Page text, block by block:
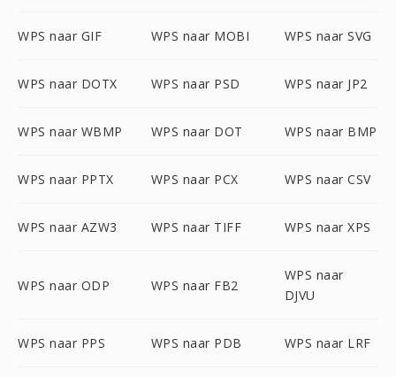
WPS naar GIF WPS naar MOBI WPS naar SVG
WPS naar DOTX WPS naar PSD WPS naar JP2
WPS naar WBMP WPS naar DOT WPS naar BMP
WPS naar PPTX WPS naar PCX WPS naar CSV
WPS naar AZW3 WPS naar TIFF WPS naar XPS
WPS naar ODP WPS naar FB2
WPS naar
DJVU
WPS naar PPS WPS naar PDB WPS naar LRF